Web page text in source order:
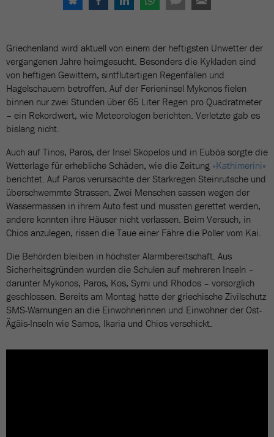
Griechenland wird aktuell von einem der heftigsten Unwetter der
vergangenen Jahre heimgesucht. Besonders die Kykladen sind
von heftigen Gewittern, sintflutartigen Regenfällen und
Hagelschauern betroffen. Auf der Ferieninsel Mykonos fielen
binnen nur zwei Stunden über 65 Liter Regen pro Quadratmeter
– ein Rekordwert, wie Meteorologen berichten. Verletzte gab es
bislang nicht.
Auch auf Tinos, Paros, der Insel Skopelos und in Euböa sorgte die
Wetterlage für erhebliche Schäden, wie die Zeitung «Kathimerini»
berichtet. Auf Paros verursachte der Starkregen Steinrutsche und
überschwemmte Strassen. Zwei Menschen sassen wegen der
Wassermassen in ihrem Auto fest und mussten gerettet werden,
andere konnten ihre Häuser nicht verlassen. Beim Versuch, in
Chios anzulegen, rissen die Taue einer Fähre die Poller vom Kai.
Die Behörden bleiben in höchster Alarmbereitschaft. Aus
Sicherheitsgründen wurden die Schulen auf mehreren Inseln –
darunter Mykonos, Paros, Kos, Symi und Rhodos – vorsorglich
geschlossen. Bereits am Montag hatte der griechische Zivilschutz
SMS-Warnungen an die Einwohnerinnen und Einwohner der Ost-
Ägäis-Inseln wie Samos, Ikaria und Chios verschickt.